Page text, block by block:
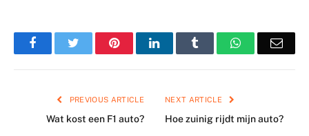
FacebookTwitter PinterestLinkedIn Tumblr WhatsApp
PREVIOUS ARTICLE
Wat kost een F1 auto?
NEXT ARTICLE
Hoe zuinig rijdt mijn auto?